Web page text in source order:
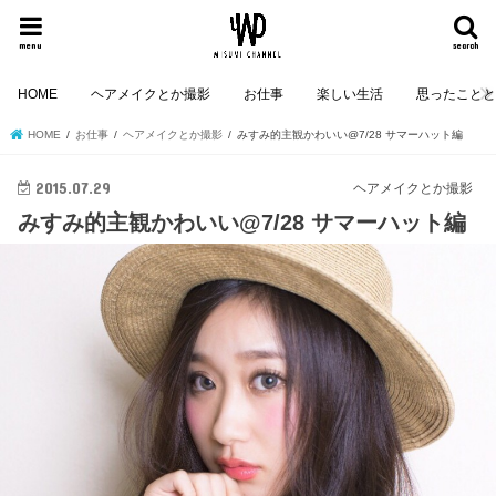
search
menu
HOME ヘアメイクとか撮影 お仕事 楽しい生活 思ったこと
HOME お仕事 ヘアメイクとか撮影 みすみ的主観かわいい@7/28 サマーハット編
ヘアメイクとか撮影
2015.07.29
みすみ的主観かわいい@7/28 サマーハット編